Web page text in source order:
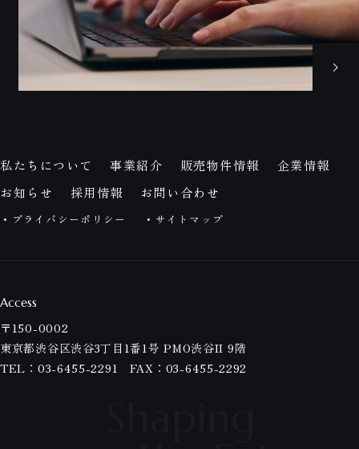
私たちについて 事業紹介 販売物件情報
企業情報
お知らせ
採用情報 お問い合わせ
プライバシーポリシー サイトマップ
Access
〒150-0002
東京都渋谷区渋谷3丁目1番1号 PMO渋谷II 9階
TEL： 03-6455-2291 FAX：03-6455-2292